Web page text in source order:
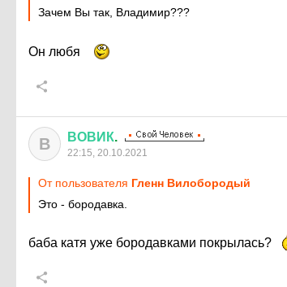
Зачем Вы так, Владимир???
Он любя
В ВОВИК.
22:15, 20.10.2021
От пользователя Гленн Вилобородый
Это - бородавка.
баба катя уже бородавками покрылась?